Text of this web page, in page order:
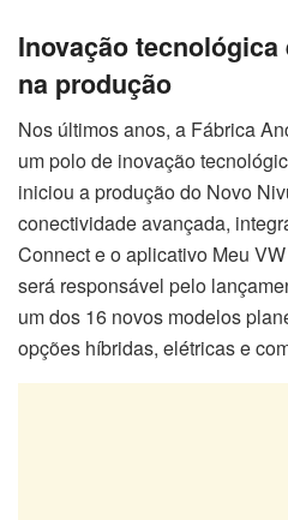
Inovação
na produção
Nos últimos anos, a Fábrica
um polo de inovação
iniciou a produção do Novo
conectividade avançada,
Connect e o aplicativo Meu
será responsável pelo
um dos 16 novos modelos
opções híbridas, elétricas e